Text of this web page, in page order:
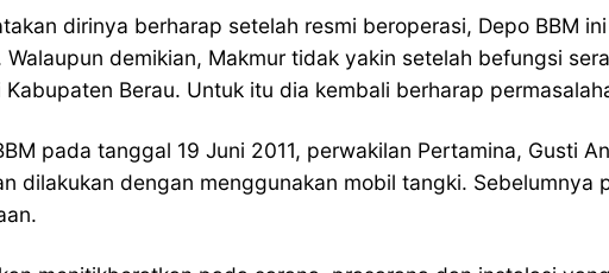
dirinya berharap setelah resmi beroperasi, Depo BBM
demikian, Makmur tidak yakin setelah befungsi
Berau. Untuk itu dia kembali berharap
pada tanggal 19 Juni 2011, perwakilan Pertamina, Gusti
dilakukan dengan menggunakan mobil tangki.